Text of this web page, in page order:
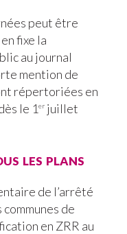
peut être
fixe la
au journal
mention de
répertoriées en
le 1 er juillet
les plans
de l’arrêté
de
en ZRR au